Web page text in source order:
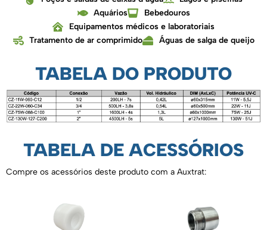
Aquários
Bebedouros
Equipamentos médicos e laboratoriais
Tratamento de ar comprimido
Águas de salga de queijo
TABELA DO PRODUTO
TABELA DE ACESSÓRIOS
Compre os acessórios deste produto com a Auxtrat: